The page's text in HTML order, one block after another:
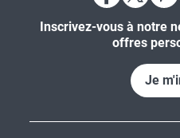
Inscrivez-vous à notre
offres
Je